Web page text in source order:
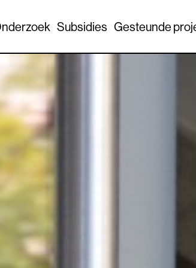
Subsidies Gesteunde